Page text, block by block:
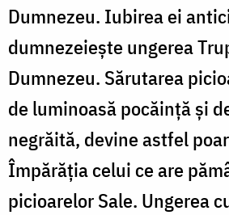
Dumnezeu. Iubirea ei
dumnezeieşte ungerea
Dumnezeu. Sărutarea
de luminoasă pocăinţă şi
negrăită, devine astfel
Împărăţia celui ce are
picioarelor Sale. Ungerea